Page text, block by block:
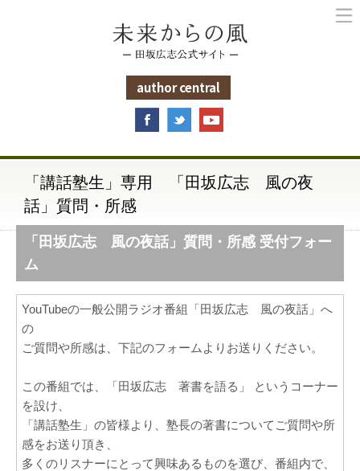
author central
「講話塾生」専用 「田坂広志 風の夜
話」質問・所感